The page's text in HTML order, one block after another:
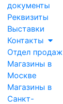
документы
Реквизиты
Выставки
Контакты
Отдел продаж
Магазины в
Москве
Магазины в
Санкт-